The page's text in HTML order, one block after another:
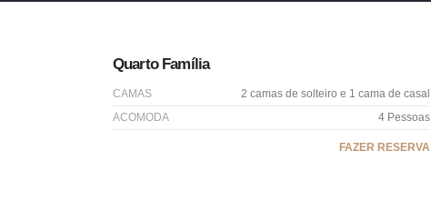
Quarto Família
CAMAS
2 camas de solteiro e 1 cama de casal
ACOMODA
4 Pessoas
FAZER RESERVA